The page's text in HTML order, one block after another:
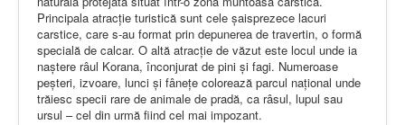
Principala atracţie turistică sunt cele șaisprezece lacuri
carstice, care s-au format prin depunerea de travertin, o formă
specială de calcar. O altă atracţie de văzut este locul unde ia
naştere râul Korana, înconjurat de pini şi fagi. Numeroase
peşteri, izvoare, lunci şi fânețe colorează parcul naţional unde
trăiesc specii rare de animale de pradă, ca râsul, lupul sau
ursul – cel din urmă fiind cel mai impozant.